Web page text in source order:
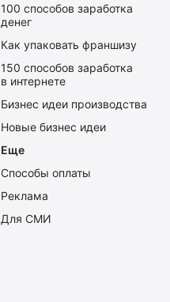
100 способов заработка
денег
Как упаковать франшизу
150 способов заработка
в интернете
Бизнес идеи производства
Новые бизнес идеи
Еще
Способы оплаты
Реклама
Для СМИ